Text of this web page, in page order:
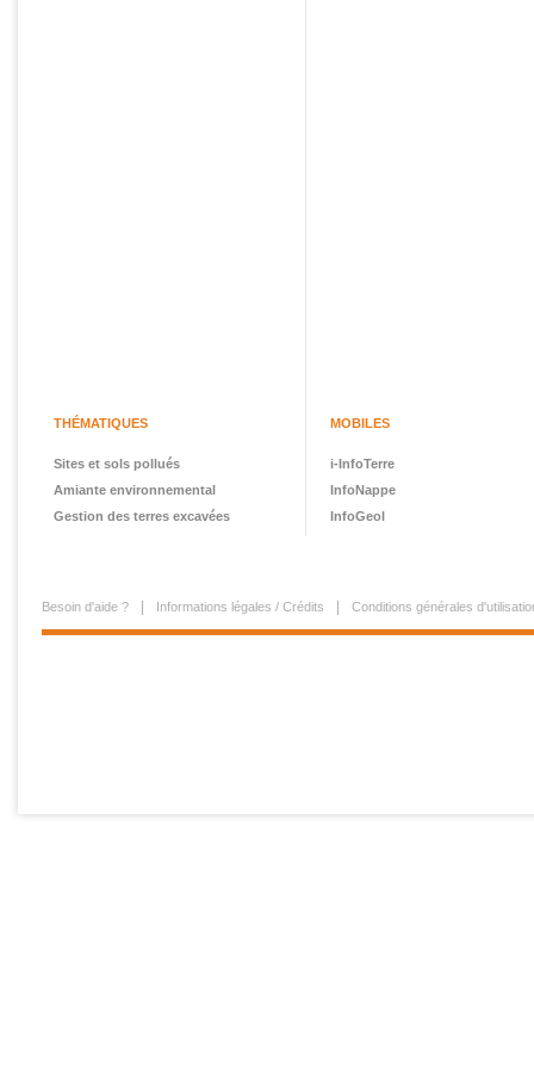
THÉMATIQUES
Sites et sols pollués
Amiante environnemental
Gestion des terres excavées
MOBILES
i-InfoTerre
InfoNappe
InfoGeol
Besoin d'aide ? Informations légales / Crédits Conditions générales